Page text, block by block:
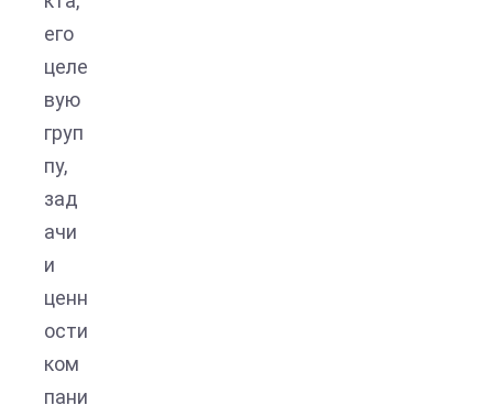
его
целе
вую
груп
пу,
зад
ачи
и
ценн
ости
ком
пани